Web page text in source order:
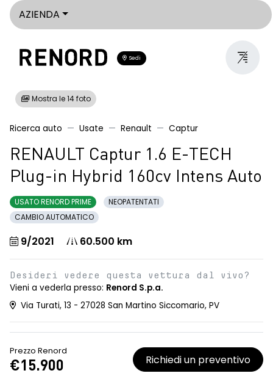
AZIENDA
Sedi
Mostra le 14 foto
Ricerca auto Usate Renault Captur
RENAULT Captur 1.6 E-TECH
Plug-in Hybrid 160cv Intens Auto
USATO RENORD PRIME
NEOPATENTATI
CAMBIO AUTOMATICO
9/2021 60.500 km
Desideri vedere questa vettura dal vivo?
Vieni a vederla presso: Renord S.p.a.
Via Turati, 13 - 27028 San Martino Siccomario, PV
Prezzo Renord
€15.900 Richiedi un preventivo